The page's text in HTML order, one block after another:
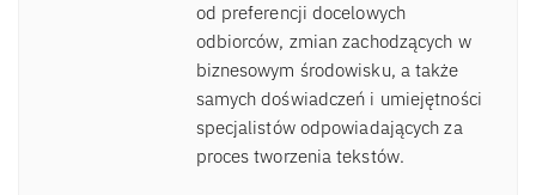
od preferencji docelowych
odbiorców, zmian zachodzących w
biznesowym środowisku, a także
samych doświadczeń i umiejętności
specjalistów odpowiadających za
proces tworzenia tekstów.